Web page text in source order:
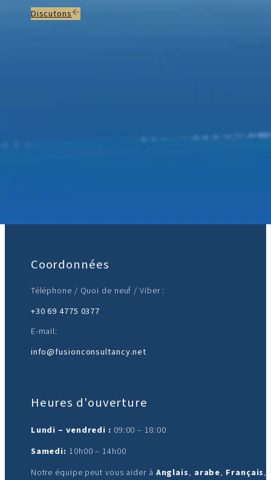
Discutons
Coordonnées
Téléphone / Quoi de neuf / Viber :
+30 69 4775 0377
E-mail:
info@fusionconsultancy.net
Heures d'ouverture
Lundi – vendredi : 09:00 – 18:00
Samedi: 10h00 – 14h00
Notre équipe peut vous aider à Anglais, arabe, Français,